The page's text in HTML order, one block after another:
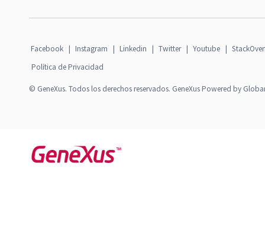
Facebook | Instagram | Linkedin | Twitter | Youtube |
Política de Privacidad
© GeneXus. Todos los derechos reservados. GeneXus Powered by